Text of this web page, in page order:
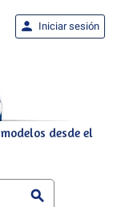
desde el

 Iniciar sesión